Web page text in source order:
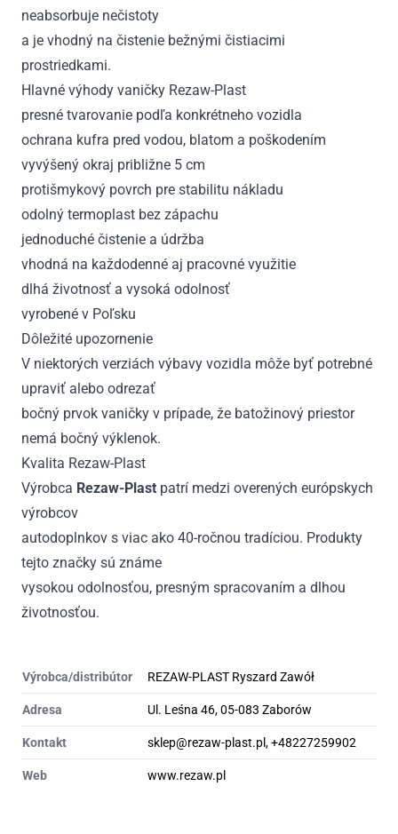
neabsorbuje nečistoty
a je vhodný na čistenie bežnými čistiacimi
prostriedkami.
Hlavné výhody vaničky Rezaw-Plast
presné tvarovanie podľa konkrétneho vozidla
ochrana kufra pred vodou, blatom a poškodením
vyvýšený okraj približne 5 cm
protišmykový povrch pre stabilitu nákladu
odolný termoplast bez zápachu
jednoduché čistenie a údržba
vhodná na každodenné aj pracovné využitie
dlhá životnosť a vysoká odolnosť
vyrobené v Poľsku
Dôležité upozornenie
V niektorých verziách výbavy vozidla môže byť potrebné
upraviť alebo odrezať
bočný prvok vaničky v prípade, že batožinový priestor
nemá bočný výklenok.
Kvalita Rezaw-Plast
Výrobca Rezaw-Plast patrí medzi overených európskych
výrobcov
autodoplnkov s viac ako 40-ročnou tradíciou. Produkty
tejto značky sú známe
vysokou odolnosťou, presným spracovaním a dlhou
životnosťou.
Výrobca/distribútor REZAW-PLAST Ryszard Zawół
Adresa Ul. Leśna 46, 05-083 Zaborów
Kontakt sklep@rezaw-plast.pl, +48227259902
Web www.rezaw.pl